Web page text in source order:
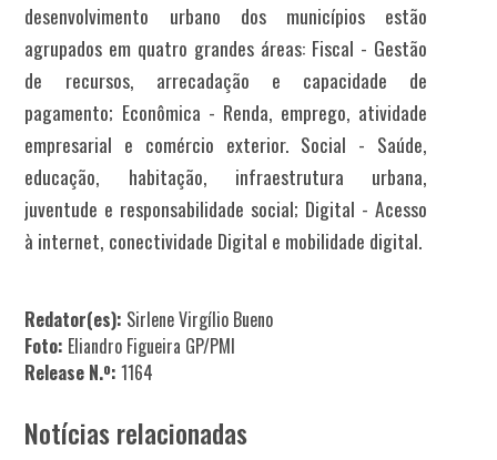
desenvolvimento urbano dos municípios estão
agrupados em quatro grandes áreas: Fiscal - Gestão
de recursos, arrecadação e capacidade de
pagamento; Econômica - Renda, emprego, atividade
empresarial e comércio exterior. Social - Saúde,
educação, habitação, infraestrutura urbana,
juventude e responsabilidade social; Digital - Acesso
à internet, conectividade Digital e mobilidade digital.
Redator(es): Sirlene Virgílio Bueno
Foto: Eliandro Figueira GP/PMI
Release N.º: 1164
Notícias relacionadas